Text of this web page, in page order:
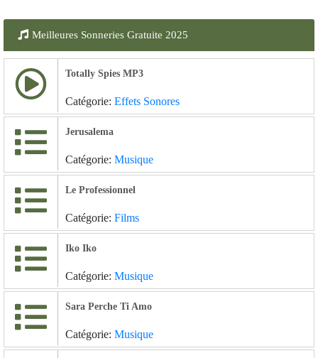
Meilleures Sonneries Gratuite 2025
Totally Spies MP3
Catégorie: Effets Sonores
Jerusalema
Catégorie: Musique
Le Professionnel
Catégorie: Films
Iko Iko
Catégorie: Musique
Sara Perche Ti Amo
Catégorie: Musique